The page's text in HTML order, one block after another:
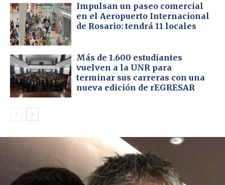
Impulsan un paseo comercial
en el Aeropuerto Internacional
de Rosario: tendrá 11 locales
Más de 1.600 estudiantes
vuelven a la UNR para
terminar sus carreras con una
nueva edición de rEGRESAR